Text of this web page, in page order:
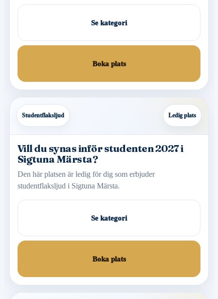
Se kategori
Boka plats
Studentflaksljud Ledig plats
Vill du synas inför studenten 2027 i
Sigtuna Märsta?
Den här platsen är ledig för dig som erbjuder
studentflaksljud i Sigtuna Märsta.
Se kategori
Boka plats